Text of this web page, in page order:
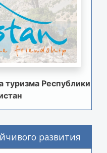
туризма Республики
развития